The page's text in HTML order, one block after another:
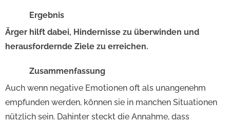
Ergebnis
Ärger hilft dabei, Hindernisse zu überwinden und
herausfordernde Ziele zu erreichen.
Zusammenfassung
Auch wenn negative Emotionen oft als unangenehm
empfunden werden, können sie in manchen Situationen
nützlich sein. Dahinter steckt die Annahme, dass